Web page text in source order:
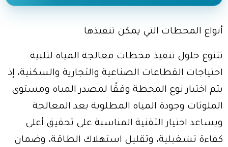
أنواع المحطات التي يمكن تنفيذها
تتنوع حلول تنفيذ محطات معالجة المياه لتلبية
احتياجات القطاعات الصناعية والتجارية والسكنية، إذ
يتم اختيار نوع المحطة وفقًا لمصدر المياه ومستوى
الملوثات وجودة المياه المطلوبة بعد المعالجة
ويساعد اختيار التقنية المناسبة على تحقيق أعلى
كفاءة تشغيلية، وتقليل استهلاك الطاقة، وضمان